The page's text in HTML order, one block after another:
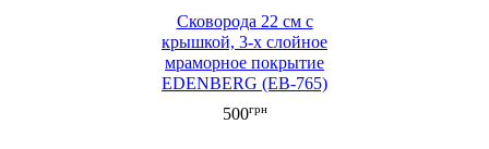
Сковорода 22 см с
крышкой, 3-х слойное
мраморное покрытие
EDENBERG (EB-765)
500грн